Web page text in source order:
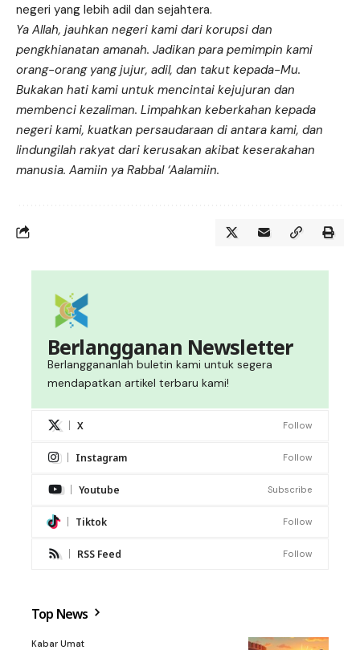
negeri yang lebih adil dan sejahtera.
Ya Allah, jauhkan negeri kami dari korupsi dan
pengkhianatan amanah. Jadikan para pemimpin kami
orang-orang yang jujur, adil, dan takut kepada-Mu.
Bukakan hati kami untuk mencintai kejujuran dan
membenci kezaliman. Limpahkan keberkahan kepada
negeri kami, kuatkan persaudaraan di antara kami, dan
lindungilah rakyat dari kerusakan akibat keserakahan
manusia. Aamiin ya Rabbal ‘Aalamiin.
Berlangganan Newsletter
Berlanggananlah buletin kami untuk segera
mendapatkan artikel terbaru kami!
X Follow
Instagram Follow
Youtube Subscribe
Tiktok Follow
RSS Feed Follow
Top News
Kabar Umat